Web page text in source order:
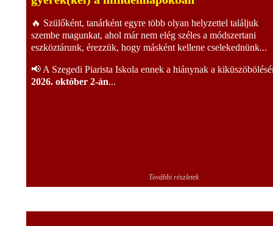
🔥 Szülőként, tanárként egyre több olyan helyzettel találjuk
szembe magunkat, ahol már nem elég széles a módszertani
eszköztárunk, érezzük, hogy másként kellene cselekednünk...
📢 A Szegedi Piarista Iskola ennek a hiánynak a
2026. október 2-án...
További részletek